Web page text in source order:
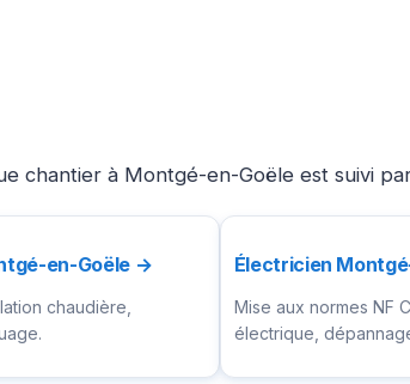
chantier à Montgé-en-Goële est suivi
en-Goële →
chaudière,
Électricien
Mise aux normes NF
électrique,